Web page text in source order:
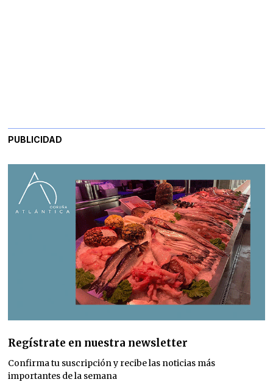
PUBLICIDAD
Regístrate en nuestra newsletter
Confirma tu suscripción y recibe las noticias más
importantes de la semana